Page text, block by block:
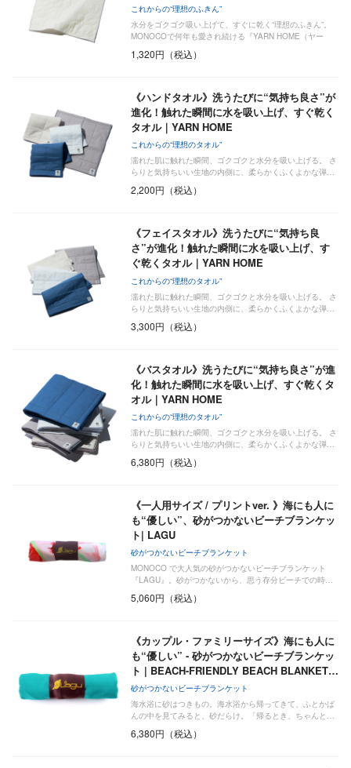
これからの“理想のふきん”
水分をゴクゴク吸い上げて、すぐに乾く“理想のふきん”。
MONOCOで何年も愛され続ける『YARN HOME（ヤー
1,320円（税込）
《ハンドタオル》洗うたびに“気持ち良さ”が
進化！触れた瞬間に水を吸い上げ、すぐ乾く
タオル｜YARN HOME
これからの“理想のタオル”
濡れた肌に触れた瞬間、ゴクゴクと水分を吸い上げる。 さ
らりと気持ちいい生地の内側に、柔らかくふくよかな弾…
2,200円（税込）
《フェイスタオル》洗うたびに“気持ち良
さ”が進化！触れた瞬間に水を吸い上げ、す
ぐ乾くタオル｜YARN HOME
これからの“理想のタオル”
濡れた肌に触れた瞬間、ゴクゴクと水分を吸い上げる。 さ
らりと気持ちいい生地の内側に、柔らかくふくよかな弾…
3,300円（税込）
《バスタオル》洗うたびに“気持ち良さ”が進
化！触れた瞬間に水を吸い上げ、すぐ乾くタ
オル｜YARN HOME
これからの“理想のタオル”
濡れた肌に触れた瞬間、ゴクゴクと水分を吸い上げる。 さ
らりと気持ちいい生地の内側に、柔らかくふくよかな弾…
6,380円（税込）
《一人用サイズ / プリントver. 》海にも人に
も“優しい”、砂がつかないビーチブランケッ
ト| LAGU
砂がつかないビーチブランケット
MONOCO で大人気の砂がつかないビーチブランケット
『LAGU』。砂がつかないから、思う存分ビーチでの時…
5,060円（税込）
《カップル・ファミリーサイズ》海にも人に
も“優しい” - 砂がつかないビーチブランケッ
ト | BEACH-FRIENDLY BEACH BLANKET…
砂がつかないビーチブランケット
海水浴に砂はつきもの。海水浴から帰ってきて、ふとかば
んの中を見てみると、砂だらけ。「帰るとき、ちゃんと…
6,380円（税込）